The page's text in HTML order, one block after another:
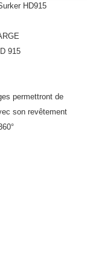
HD915
915
permettront de
son revêtement